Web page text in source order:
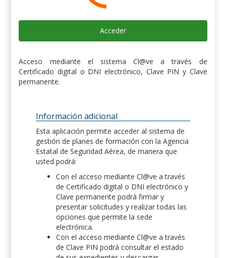
Acceder
Acceso mediante el sistema Cl@ve a través de
Certificado digital o DNI electrónico, Clave PIN y Clave
permanente.
Información adicional
Esta aplicación permite acceder al sistema de
gestión de planes de formación con la Agencia
Estatal de Seguridad Aérea, de manera que
usted podrá:
Con el acceso mediante Cl@ve a través
de Certificado digital o DNI electrónico y
Clave permanente podrá firmar y
presentar solicitudes y realizar todas las
opciones que permite la sede
electrónica.
Con el acceso mediante Cl@ve a través
de Clave PIN podrá consultar el estado